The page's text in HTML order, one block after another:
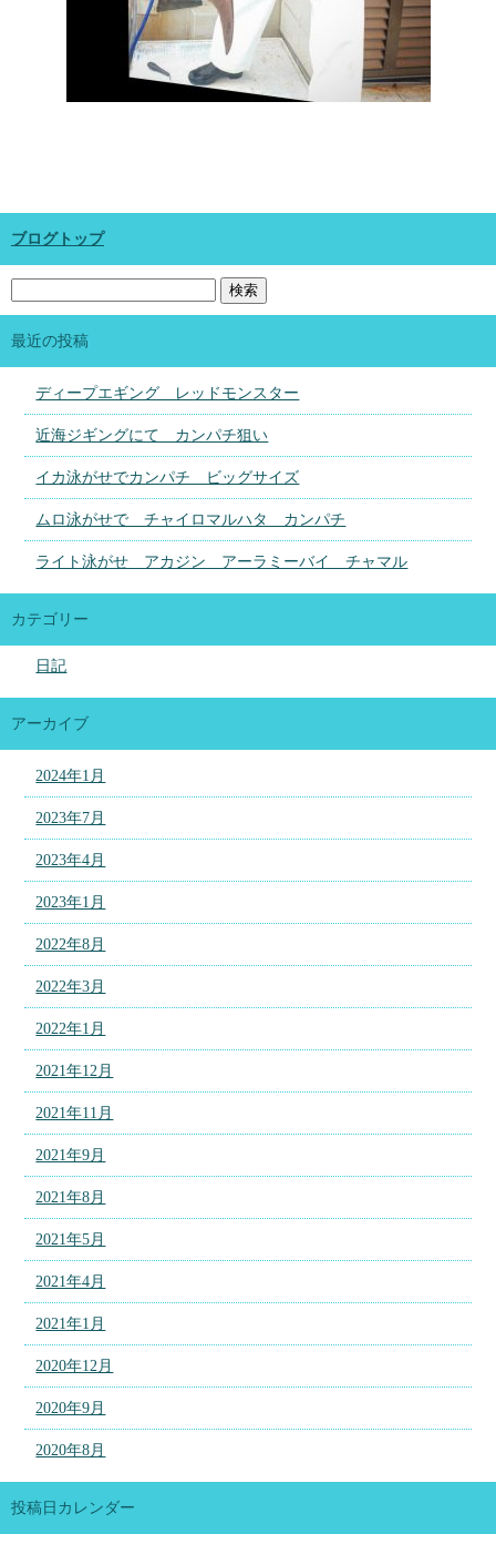
ブログトップ
最近の投稿
ディープエギング レッドモンスター
近海ジギングにて カンパチ狙い
イカ泳がせでカンパチ ビッグサイズ
ムロ泳がせで チャイロマルハタ カンパチ
ライト泳がせ アカジン アーラミーバイ チャマル
カテゴリー
日記
アーカイブ
2024年1月
2023年7月
2023年4月
2023年1月
2022年8月
2022年3月
2022年1月
2021年12月
2021年11月
2021年9月
2021年8月
2021年5月
2021年4月
2021年1月
2020年12月
2020年9月
2020年8月
投稿日カレンダー